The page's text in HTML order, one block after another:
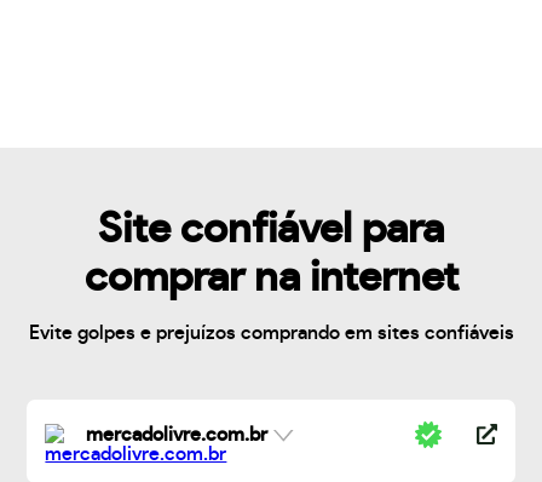
Site confiável para
comprar na internet
Evite golpes e prejuízos comprando em sites confiáveis
mercadolivre.com.br